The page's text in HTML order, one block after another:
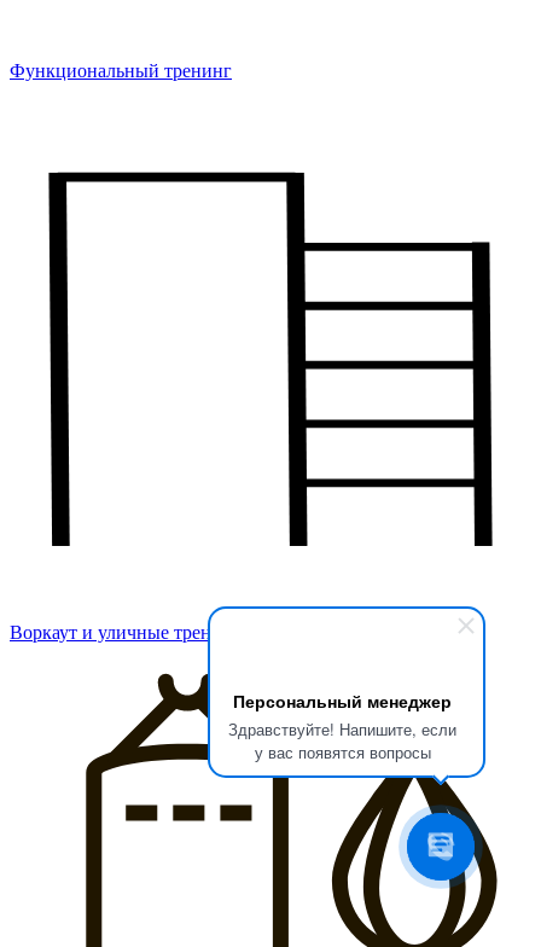
Персональный менеджер
Здравствуйте! Напишите, если
у вас появятся вопросы
Функциональный тренинг
Воркаут и уличные тренажеры